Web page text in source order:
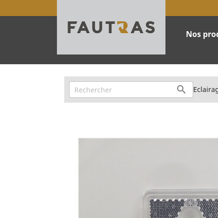
Nos
